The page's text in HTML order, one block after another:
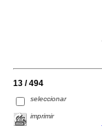
13 / 494
seleccionar
imprimir